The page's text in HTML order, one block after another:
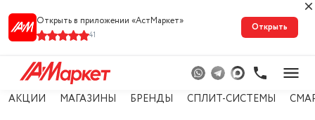
Открыть в приложении «АстМарке‪т‬»
41
Открыть
АКЦИИ МАГАЗИНЫ БРЕНДЫ СПЛИТ-СИСТЕМЫ